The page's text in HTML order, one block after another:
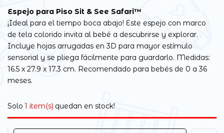
Espejo para Piso Sit & See Safari™
¡Ideal para el tiempo boca abajo! Este espejo con marco
de tela colorido invita al bebé a descubrirse y explorar.
Incluye hojas arrugadas en 3D para mayor estímulo
sensorial y se pliega fácilmente para guardarlo. Medidas:
16.5 x 27.9 x 17.3 cm. Recomendado para bebés de 0 a 36
meses.
Solo 1 item(s) quedan en stock!